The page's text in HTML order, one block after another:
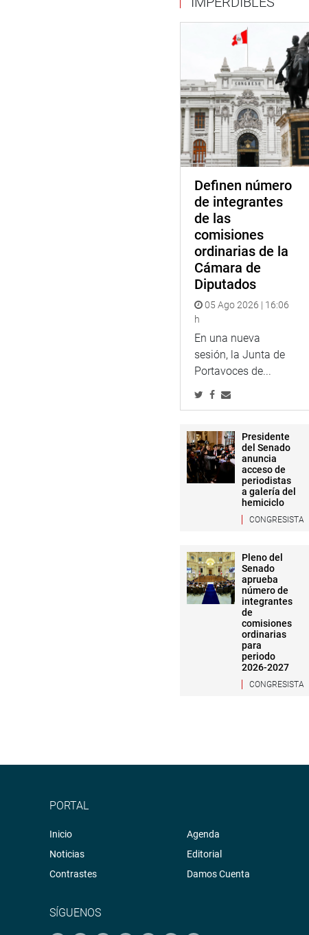
Definen número
de integrantes
de las
comisiones
ordinarias de la
Cámara de
Diputados
05 Ago 2026 | 16:06
h
En una nueva
sesión, la Junta de
Portavoces de...
Presidente
del Senado
anuncia
acceso de
periodistas
a galería del
hemiciclo
CONGRESISTA
Pleno del
Senado
aprueba
número de
integrantes
de
comisiones
ordinarias
para
periodo
2026-2027
CONGRESISTA
PORTAL
Inicio
Noticias
Contrastes
Agenda
Editorial
Damos Cuenta
SÍGUENOS